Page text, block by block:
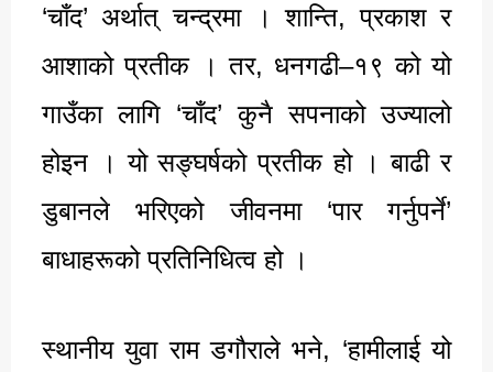
‘चाँद’ अर्थात् चन्द्रमा । शान्ति, प्रकाश र
आशाको प्रतीक । तर, धनगढी–१९ को यो
गाउँका लागि ‘चाँद’ कुनै सपनाको उज्यालो
होइन । यो सङ्घर्षको प्रतीक हो । बाढी र
डुबानले भरिएको जीवनमा ‘पार गर्नुपर्ने’
बाधाहरूको प्रतिनिधित्व हो ।
स्थानीय युवा राम डगौराले भने, ‘हामीलाई यो